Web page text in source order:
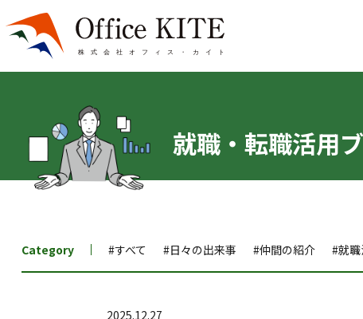
就職・転職活用
Category #すべて #日々の出来事 #仲間の紹介 #就
2025.12.27